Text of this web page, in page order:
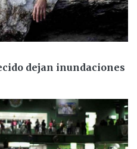
dejan inundaciones